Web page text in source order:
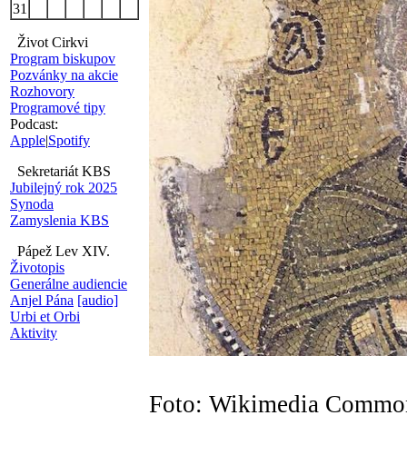
31
Život Cirkvi
Program biskupov
Pozvánky na akcie
Rozhovory
Programové tipy
Podcast:
Apple|Spotify
Sekretariát KBS
Jubilejný rok 2025
Synoda
Zamyslenia KBS
Pápež Lev XIV.
Životopis
Generálne audiencie
Anjel Pána [audio]
Urbi et Orbi
Aktivity
Foto: Wikimedia